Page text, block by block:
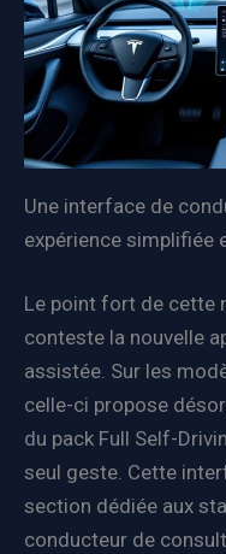
Une interface de
expérience simplifiée
Le point fort de cette
conteste la nouvelle
assistée. Sur les
celle-ci propose
du pack Full Self-
seul geste. Cette
section dédiée aux
conducteur de